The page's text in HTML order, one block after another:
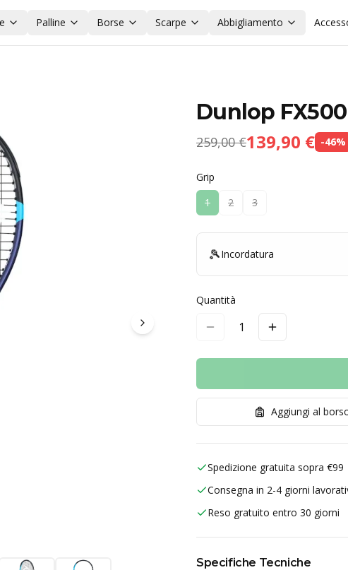
Palline Borse Scarpe Abbigliamento
Dunlop
259,00 €139,90 € -46%
Grip
1
2 3
🎾Incordatura
Quantità
1
Aggiungi al
Spedizione gratuita sopra €99
Consegna in 2-4 giorni
Reso gratuito entro 30 giorni
Specifiche Tecniche